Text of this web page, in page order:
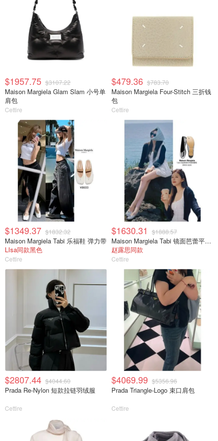
$1957.75 $3107.22
Maison Margiela Glam Slam 小号单
肩包
Cettire
$479.36 $783.70
Maison Margiela Four-Stitch 三折钱
包
Cettire
$1349.37 $1832.32
Maison Margiela Tabi 乐福鞋 弹力带
LIsa同款黑色
Cettire
$1630.31 $1888.57
Maison Margiela Tabi 镜面芭蕾平底鞋
赵露思同款
Cettire
$2807.44 $4044.60
Prada Re-Nylon 短款拉链羽绒服
Cettire
$4069.99 $5356.96
Prada Triangle-Logo 束口肩包
Cettire